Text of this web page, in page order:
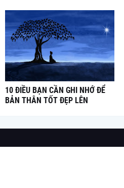
10 ĐIỀU BẠN CẦN GHI NHỚ ĐỂ
BẢN THÂN TỐT ĐẸP LÊN